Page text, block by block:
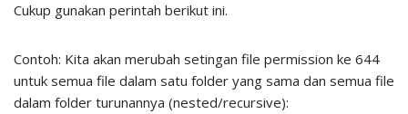
Cukup gunakan perintah berikut ini.
Contoh: Kita akan merubah setingan file permission ke 644
untuk semua file dalam satu folder yang sama dan semua file
dalam folder turunannya (nested/recursive):